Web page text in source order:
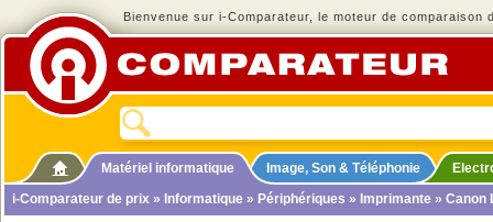
Bienvenue sur i-Comparateur, le moteur de comparaison
Matériel informatique Image, Son & Téléphonie
i-Comparateur de prix » Informatique » Périphériques » Imprimante » Canon